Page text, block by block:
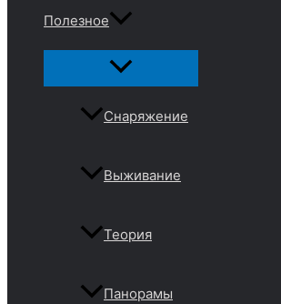
Полезное
Переключатель
меню
Снаряжение
Выживание
Теория
Панорамы